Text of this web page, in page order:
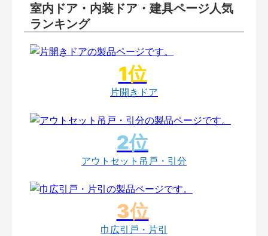
室内ドア・内装ドア・建具ページ人気
ランキング
片開きドア
アウトセット吊戸・引分
巾広引戸・片引